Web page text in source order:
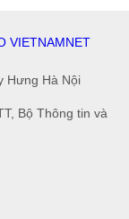
Hưng Hà Nội
Bộ Thông tin và